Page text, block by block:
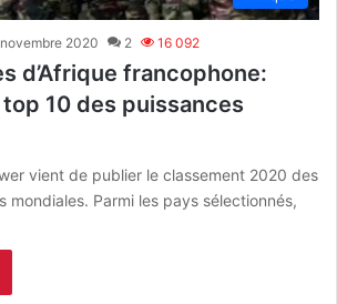
2020 2 16 092
d’Afrique francophone:
10 des puissances
vient de publier le classement 2020 des
mondiales. Parmi les pays sélectionnés,